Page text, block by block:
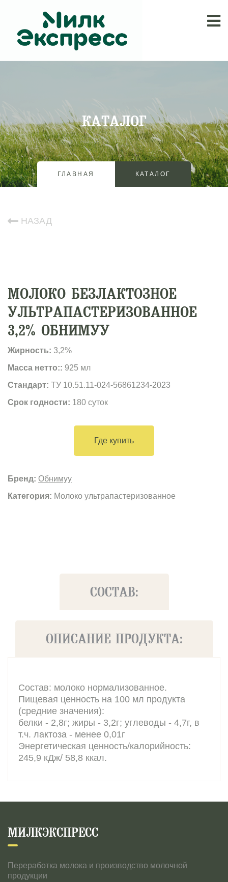
КАТАЛОГ
ГЛАВНАЯ КАТАЛОГ
НАЗАД
МОЛОКО БЕЗЛАКТОЗНОЕ
УЛЬТРАПАСТЕРИЗОВАННОЕ
3,2% ОБНИМУУ
Жирность: 3,2%
Масса нетто:: 925 мл
Стандарт: ТУ 10.51.11-024-56861234-2023
Срок годности: 180 суток
Где купить
Бренд: Обнимуу
Категория: Молоко ультрапастеризованное
СОСТАВ:
ОПИСАНИЕ ПРОДУКТА:
Состав: молоко нормализованное.
Пищевая ценность на 100 мл продукта
(средние значения):
белки - 2,8г; жиры - 3,2г; углеводы - 4,7г, в
т.ч. лактоза - менее 0,01г
Энергетическая ценность/калорийность:
245,9 кДж/ 58,8 ккал.
МИЛКЭКСПРЕСС
Переработка молока и производство молочной
продукции